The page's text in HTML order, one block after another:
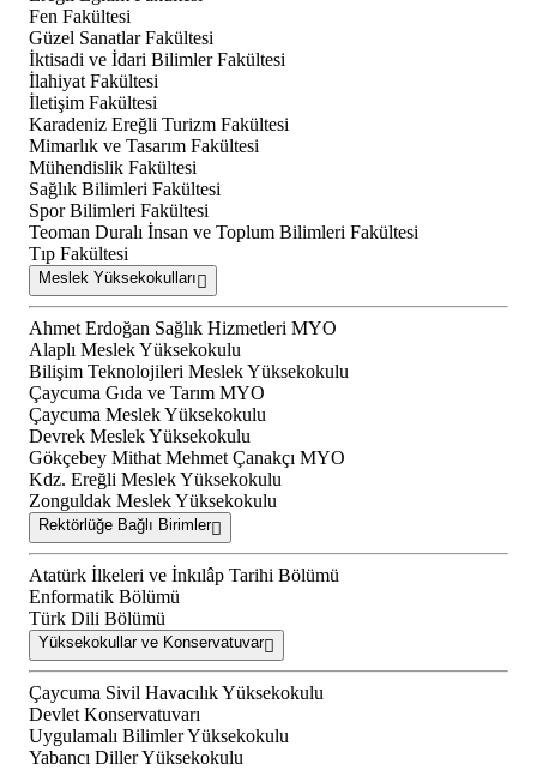
Fen Fakültesi
Güzel Sanatlar Fakültesi
İktisadi ve İdari Bilimler Fakültesi
İlahiyat Fakültesi
İletişim Fakültesi
Karadeniz Ereğli Turizm Fakültesi
Mimarlık ve Tasarım Fakültesi
Mühendislik Fakültesi
Sağlık Bilimleri Fakültesi
Spor Bilimleri Fakültesi
Teoman Duralı İnsan ve Toplum Bilimleri Fakültesi
Tıp Fakültesi
Meslek Yüksekokulları
Ahmet Erdoğan Sağlık Hizmetleri MYO
Alaplı Meslek Yüksekokulu
Bilişim Teknolojileri Meslek Yüksekokulu
Çaycuma Gıda ve Tarım MYO
Çaycuma Meslek Yüksekokulu
Devrek Meslek Yüksekokulu
Gökçebey Mithat Mehmet Çanakçı MYO
Kdz. Ereğli Meslek Yüksekokulu
Zonguldak Meslek Yüksekokulu
Rektörlüğe Bağlı Birimler
Atatürk İlkeleri ve İnkılâp Tarihi Bölümü
Enformatik Bölümü
Türk Dili Bölümü
Yüksekokullar ve Konservatuvar
Çaycuma Sivil Havacılık Yüksekokulu
Devlet Konservatuvarı
Uygulamalı Bilimler Yüksekokulu
Yabancı Diller Yüksekokulu